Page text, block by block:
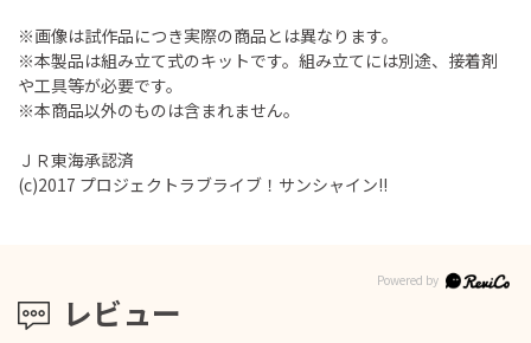
※画像は試作品につき実際の商品とは異なります。
※本製品は組み立て式のキットです。組み立てには別途、接着剤
や工具等が必要です。
※本商品以外のものは含まれません。
ＪＲ東海承認済
(c)2017 プロジェクトラブライブ！サンシャイン!!
レビュー